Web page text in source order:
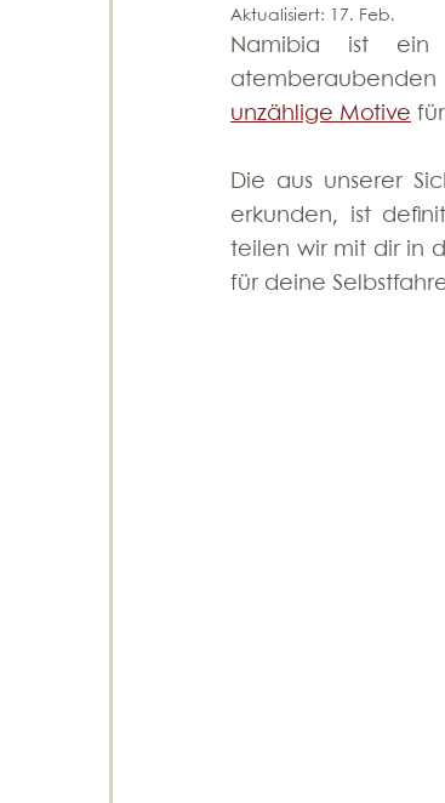
Aktualisiert: 17. Feb.
Namibia ist ein
unzählige Motive
Die aus unserer
erkunden, ist
teilen wir mit dir in
für deine